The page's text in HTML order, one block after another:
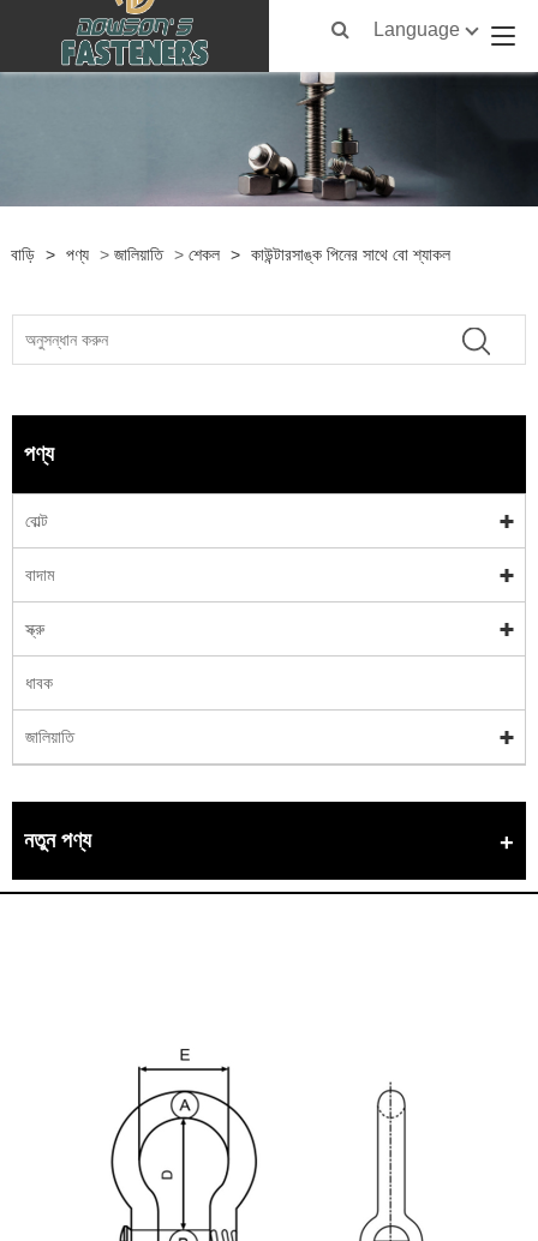
Language
বাড়ি > পণ্য > জালিয়াতি > শেকল > কাউন্টারসাঙ্ক পিনের সাথে বো শ্যাকল
পণ্য
বোল্ট
বাদাম
স্ক্রু
ধাবক
জালিয়াতি
নতুন পণ্য